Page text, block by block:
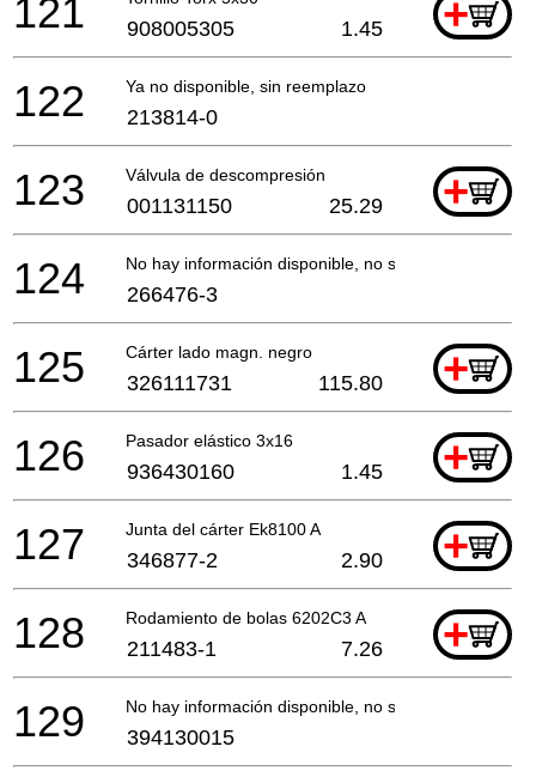
+
121 908005305 1.45
Ya no disponible, sin reemplazo
122 213814-0
Válvula de descompresión +
123 001131150 25.29
No hay información disponible, no se puede pedir
124 266476-3
Cárter lado magn. negro +
125 326111731 115.80
Pasador elástico 3x16 +
126 936430160 1.45
Junta del cárter Ek8100 A +
127 346877-2 2.90
Rodamiento de bolas 6202C3 A +
128 211483-1 7.26
No hay información disponible, no se puede pedir
129 394130015